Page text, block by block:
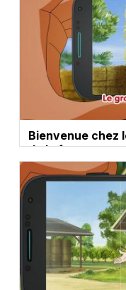
Bienvenue chez
de la ferme